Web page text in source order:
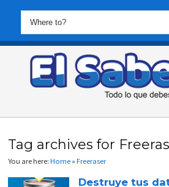
Tag archives for
You are here:Home »Freeraser
Destruye tus